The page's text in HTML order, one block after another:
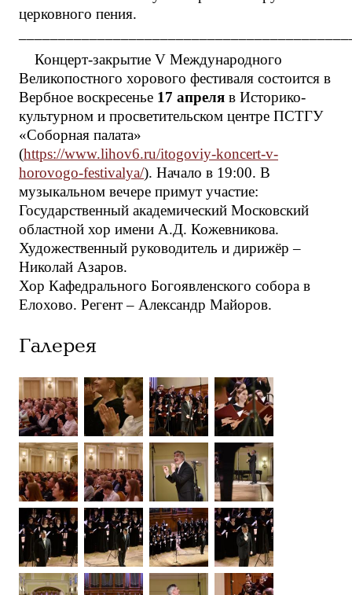
церковного пения.
Концерт-закрытие V Международного
Великопостного хорового фестиваля состоится в
Вербное воскресенье 17 апреля в Историко-
культурном и просветительском центре ПСТГУ
«Соборная палата»
(https://www.lihov6.ru/itogoviy-koncert-v-
horovogo-festivalya/). Начало в 19:00. В
музыкальном вечере примут участие:
Государственный академический Московский
областной хор имени А.Д. Кожевникова.
Художественный руководитель и дирижёр –
Николай Азаров.
Хор Кафедрального Богоявленского собора в
Елохово. Регент – Александр Майоров.
Галерея